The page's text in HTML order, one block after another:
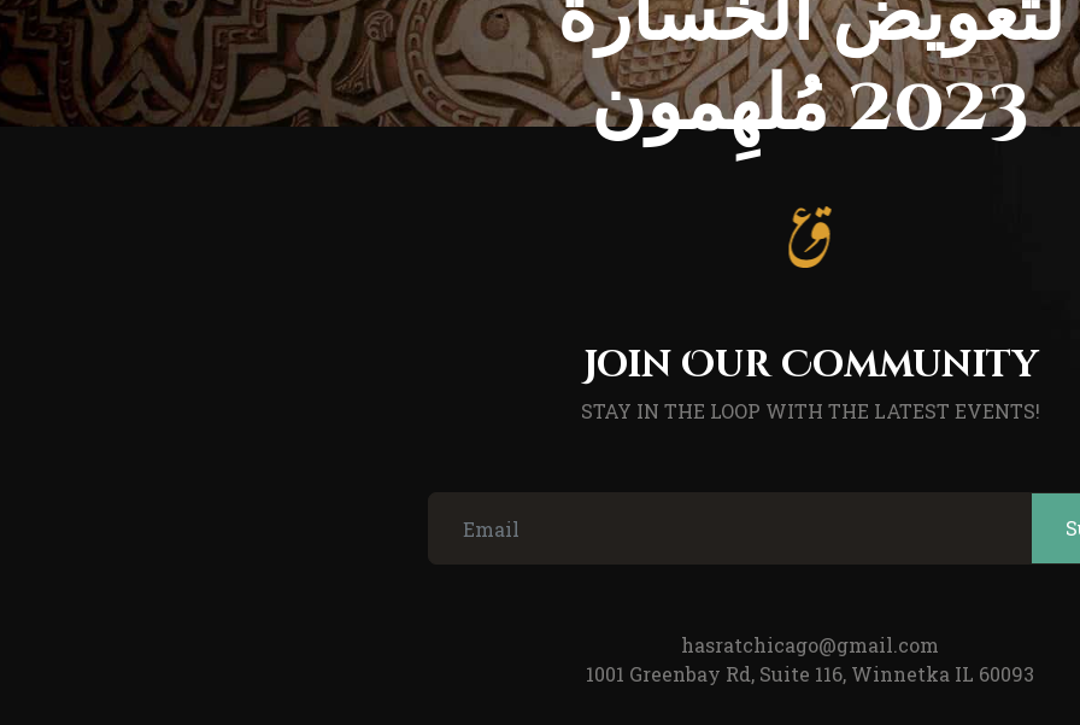
2023 مُلهِمون
Join Our Community
STAY IN THE LOOP WITH THE LATEST EVENTS!
hasratchicago@gmail.com
1001 Greenbay Rd, Suite 116, Winnetka IL 60093